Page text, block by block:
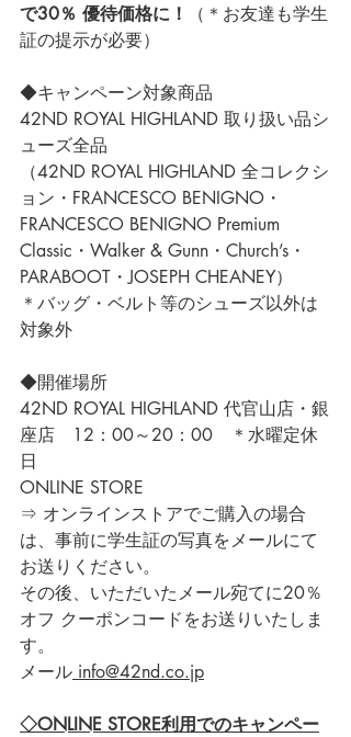
で30％ 優待価格に！
（＊お友達も学生
証の提示が必要）
◆キャンペーン対象商品
42ND ROYAL HIGHLAND 取り扱い品シ
ューズ全品
（42ND ROYAL HIGHLAND 全コレクシ
ョン・FRANCESCO BENIGNO・
FRANCESCO BENIGNO Premium
Classic・Walker & Gunn・Church’s・
PARABOOT・JOSEPH CHEANEY）
＊バッグ・ベルト等のシューズ以外は
対象外
◆開催場所
42ND ROYAL HIGHLAND 代官山店・銀
座店　12：00～20：00　＊水曜定休
日
ONLINE STORE
⇒ オンラインストアでご購入の場合
は、事前に学生証の写真をメールにて
お送りください。
その後、いただいたメール宛てに20％
オフ クーポンコードをお送りいたしま
す。
メール info@42nd.co.jp
◇ONLINE STORE利用でのキャンペー